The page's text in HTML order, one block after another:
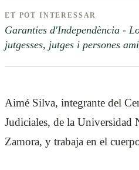
ET POT INTERESSAR
Garanties d'Independència -
jutgesses, jutges i persones
Aimé Silva, integrante del
Judiciales, de la Universidad
Zamora, y trabaja en el